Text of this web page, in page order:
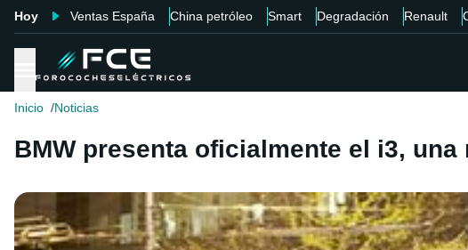
Hoy Ventas España China petróleo Smart Degradación Renault
Inicio Noticias
BMW presenta oficialmente el i3,